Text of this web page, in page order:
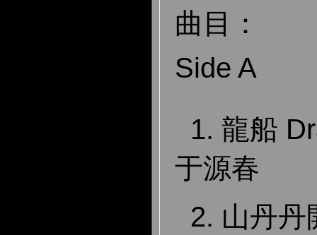
曲目：
Side A
1. 龍船
于源春
2. 山丹丹